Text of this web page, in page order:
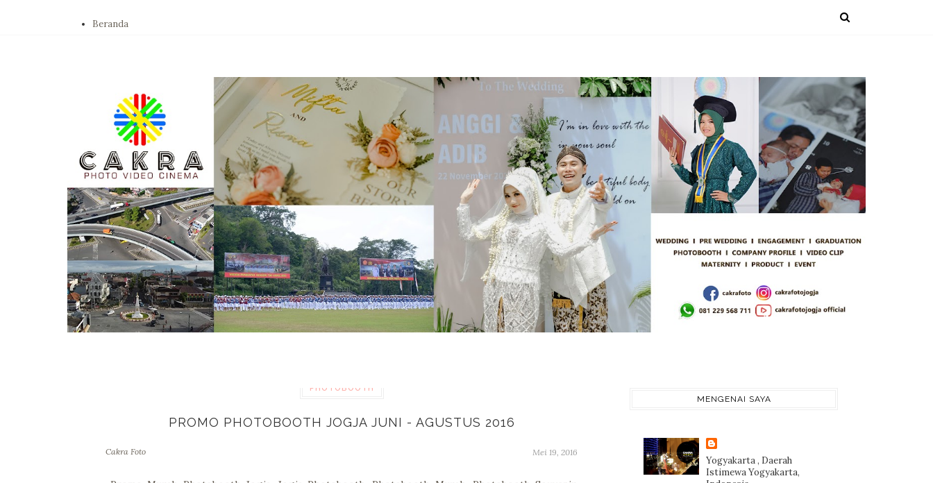
Beranda
PHOTOBOOTH
PROMO PHOTOBOOTH JOGJA JUNI - AGUSTUS 2016
Cakra Foto Mei 19, 2016
MENGENAI SAYA
Yogyakarta , Daerah
Istimewa Yogyakarta,